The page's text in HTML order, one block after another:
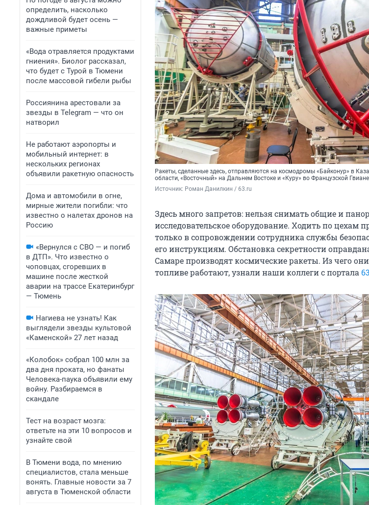
определить, насколько
дождливой будет осень —
важные приметы
«Вода отравляется продуктами
гниения». Биолог рассказал,
что будет с Турой в Тюмени
после массовой гибели рыбы
Россиянина арестовали за
звезды в Telegram — что он
натворил
Не работают аэропорты и
мобильный интернет: в
нескольких регионах
объявили ракетную опасность
Дома и автомобили в огне,
мирные жители погибли: что
известно о налетах дронов на
Россию
«Вернулся с СВО — и погиб
в ДТП». Что известно о
чоповцах, сгоревших в
машине после жесткой
аварии на трассе Екатеринбург
— Тюмень
Нагиева не узнать! Как
выглядели звезды культовой
«Каменской» 27 лет назад
«Колобок» собрал 100 млн за
два дня проката, но фанаты
Человека-паука объявили ему
войну. Разбираемся в
скандале
Тест на возраст мозга:
ответьте на эти 10 вопросов и
узнайте свой
В Тюмени вода, по мнению
специалистов, стала меньше
вонять. Главные новости за 7
августа в Тюменской области
Ракеты, сделанные здесь, отправляются на космодромы «Байконур» в
области, «Восточный» на Дальнем Востоке и «Куру» во Французской
Источник: Роман Данилкин / 63.ru
Здесь много запретов: нельзя снимать общие и
исследовательское оборудование. Ходить по
только в сопровождении сотрудника службы
его инструкциям. Обстановка секретности
Самаре производят космические ракеты. Из чего
топливе работают, узнали наши коллеги с портала